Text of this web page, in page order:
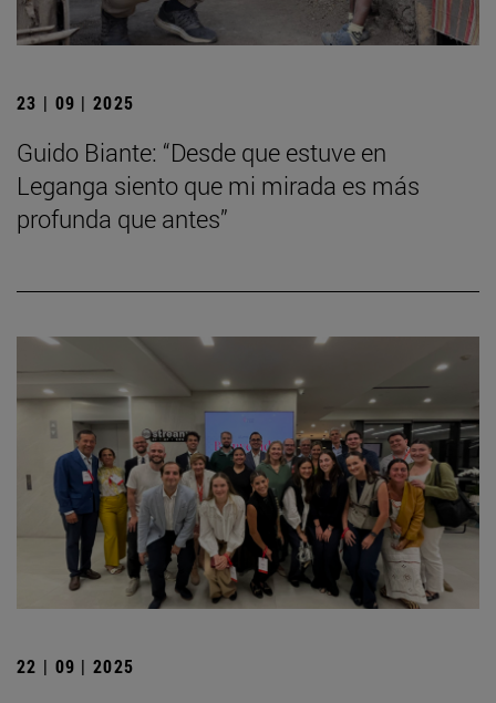
23 | 09 | 2025
Guido Biante: “Desde que estuve en
Leganga siento que mi mirada es más
profunda que antes”
22 | 09 | 2025